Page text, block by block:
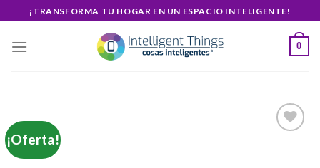
to
content
¡TRANSFORMA TU HOGAR EN UN ESPACIO INTELIGENTE!
0
¡Oferta!